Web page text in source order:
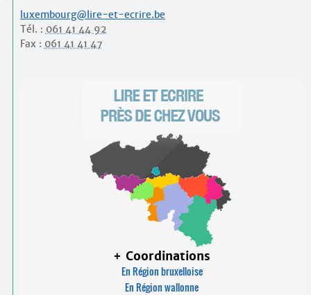
luxembourg@lire-et-ecrire.be
Tél. : 061 41 44 92
Fax : 061 41 41 47
+ Coordinations
En Région bruxelloise
En Région wallonne